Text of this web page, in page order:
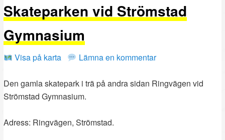
Skateparken vid Strömstad
Gymnasium
Visa på karta Lämna en kommentar
Den gamla skatepark i trä på andra sidan Ringvägen vid
Strömstad Gymnasium.
Adress: Ringvägen, Strömstad.